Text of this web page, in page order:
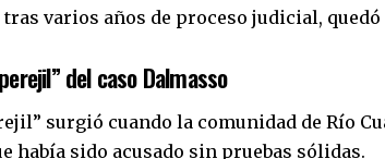
tras varios años de proceso judicial,
del caso Dalmasso
surgió cuando la comunidad de Río
había sido acusado sin pruebas sólidas.